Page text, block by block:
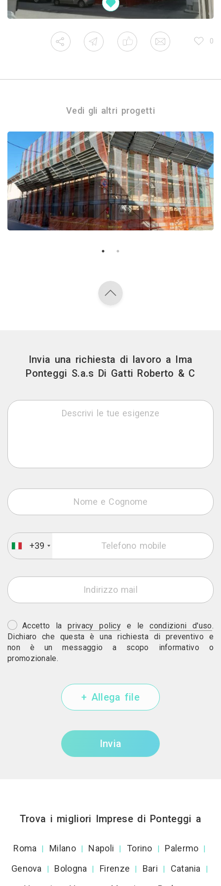
0
Vedi gli altri progetti
Invia una richiesta di lavoro a Ima
Ponteggi S.a.s Di Gatti Roberto & C
+39
Accetto laprivacy policy e lecondizioni d'uso.
Dichiaro che questa è una richiesta di preventivo e
non è un messaggio a scopo informativo o
promozionale.
+ Allega file
Invia
Trova i migliori Imprese di Ponteggi a
Roma | Milano | Napoli | Torino | Palermo |
Genova | Bologna | Firenze | Bari | Catania |